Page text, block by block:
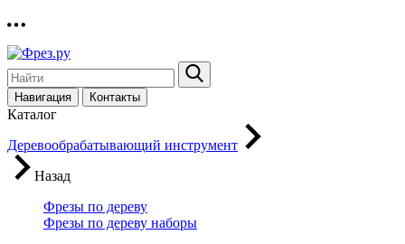
Навигация Контакты
Каталог
Деревообрабатывающий инструмент
Назад
Фрезы по дереву
Фрезы по дереву наборы